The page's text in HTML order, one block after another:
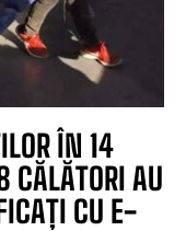
ÎN 14
CĂLĂTORI AU
CU E-